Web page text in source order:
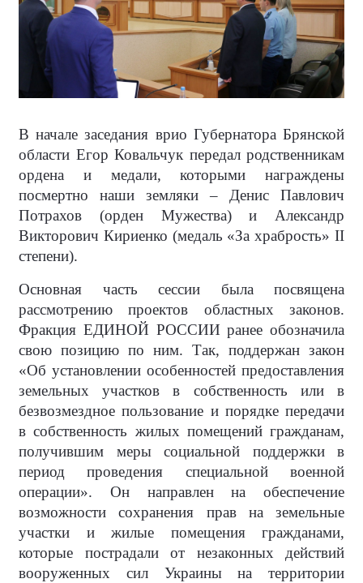
В начале заседания врио Губернатора Брянской
области Егор Ковальчук передал родственникам
ордена и медали, которыми награждены
посмертно наши земляки – Денис Павлович
Потрахов (орден Мужества) и Александр
Викторович Кириенко (медаль «За храбрость» II
степени).
Основная часть сессии была посвящена
рассмотрению проектов областных законов.
Фракция ЕДИНОЙ РОССИИ ранее обозначила
свою позицию по ним. Так, поддержан закон
«Об установлении особенностей предоставления
земельных участков в собственность или в
безвозмездное пользование и порядке передачи
в собственность жилых помещений гражданам,
получившим меры социальной поддержки в
период проведения специальной военной
операции». Он направлен на обеспечение
возможности сохранения прав на земельные
участки и жилые помещения гражданами,
которые пострадали от незаконных действий
вооруженных сил Украины на территории